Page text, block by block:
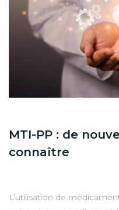
MTI-PP : de
connaître
L’utilisation de